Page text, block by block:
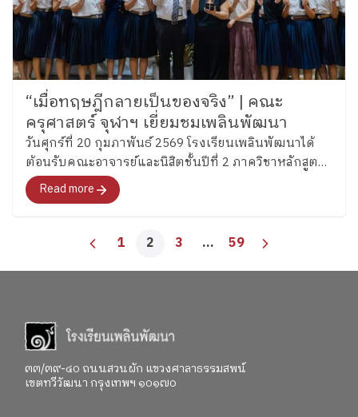
“เมื่อทฤษฎีกลายเป็นของจริง” | คณะ
ครุศาสตร์ จุฬาฯ เยี่ยมชมเพลินพัฒนา
วันศุกร์ที่ 20 กุมภาพันธ์ 2569 โรงเรียนเพลินพัฒนาได้
ต้อนรับคณะอาจารย์และนิสิตชั้นปีที่ 2 ภาควิชาหลักสูตร
และการสอน สาขาวิชาประถมศึกษา คณะครุศาสตร์
จุฬาลงกรณ์มหาวิทยาลัย ในการเยี่ยมชมและรับฟัง
สะท้อนความคิดที่ลุ่มลึก และการเปิดมุมมองทางวิชาชีพ
เรียน คือในการสร้างบุคลิก นิสัย (Character) ทำให้
นักเรียนแต่ละคนมีตัวตน (Identity) ของตนเอง ซึ่งเป็น
สิ่งที่สำคัญในทุกยุคสมัย แล้วก็ได้รับแรงบันดาลใจในการ
ให้พวกเราอยากพัฒนาเด็กในทางที่ดีขึ้น ไม่ใช่แค่วิชาการ
Read more
1 2 3 … 59
๓๓/๓๙-๔๐ ถนนสวนผัก แขวงศาลาธรรมสพน์
เขตทวีวัฒนา กรุงเทพฯ ๑๐๑๗๐